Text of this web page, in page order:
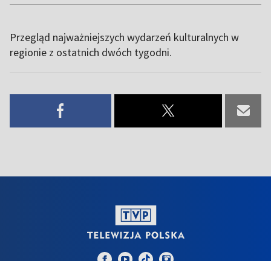
Przegląd najważniejszych wydarzeń kulturalnych w
regionie z ostatnich dwóch tygodni.